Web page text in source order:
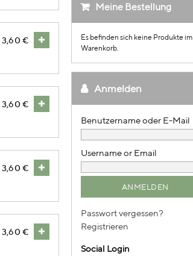
3,60 €
3,60 €
3,60 €
3,60 €
Meine Bestellung
Es befinden sich keine Produkte im
Warenkorb.
Anmelden
Username or Email
Passwort vergessen?
Registrieren
Social Login